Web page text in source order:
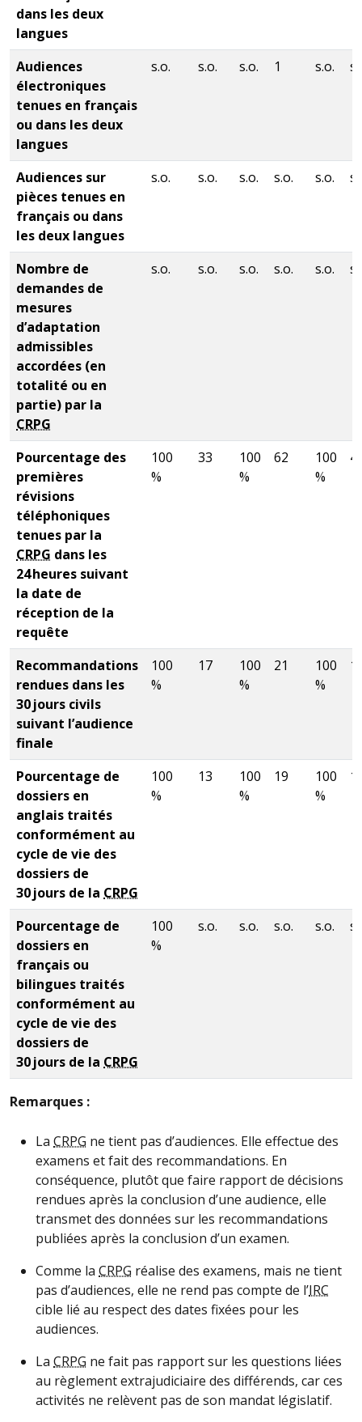
dans les deux
langues
Audiences
électroniques
tenues en français
ou dans les deux
langues
s.o. s.o. s.o. 1 s.o.
Audiences sur
pièces tenues en
français ou dans
les deux langues
s.o. s.o. s.o. s.o. s.o.
Nombre de
demandes de
mesures
d’adaptation
admissibles
accordées (en
totalité ou en
partie) par la
CRPG
s.o. s.o. s.o. s.o. s.o.
Pourcentage des
premières
révisions
téléphoniques
tenues par la
CRPG dans les
24 heures suivant
la date de
réception de la
requête
100
%
33
100
%
62
100
%
Recommandations
rendues dans les
30 jours civils
suivant l’audience
finale
100
%
17
100
%
21
100
%
Pourcentage de
dossiers en
anglais traités
conformément au
cycle de vie des
dossiers de
30 jours de la CRPG
100
%
13
100
%
19
100
%
Pourcentage de
dossiers en
français ou
bilingues traités
conformément au
cycle de vie des
dossiers de
30 jours de la CRPG
100
%
s.o. s.o. s.o. s.o.
Remarques :
La CRPG ne tient pas d’audiences. Elle effectue des
examens et fait des recommandations. En
conséquence, plutôt que faire rapport de décisions
rendues après la conclusion d’une audience, elle
transmet des données sur les recommandations
publiées après la conclusion d’un examen.
Comme la CRPG réalise des examens, mais ne tient
pas d’audiences, elle ne rend pas compte de l’IRC
cible lié au respect des dates fixées pour les
audiences.
La CRPG ne fait pas rapport sur les questions liées
au règlement extrajudiciaire des différends, car ces
activités ne relèvent pas de son mandat législatif.